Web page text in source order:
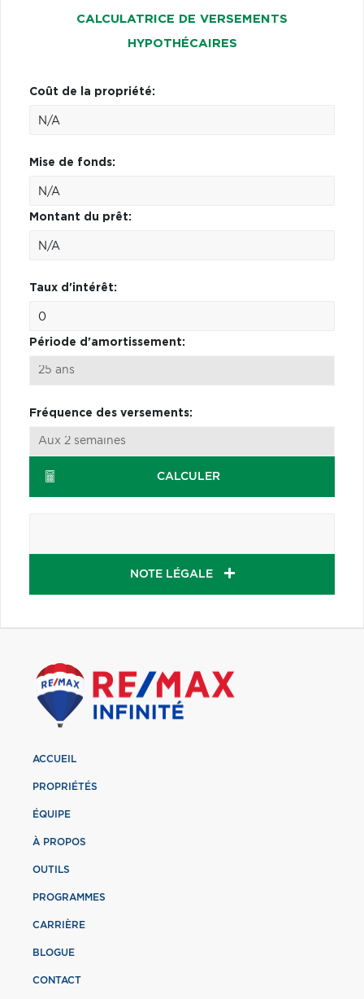
CALCULATRICE DE VERSEMENTS
HYPOTHÉCAIRES
Coût de la propriété:
Mise de fonds:
Montant du prêt:
Taux d'intérêt:
Période d'amortissement:
Fréquence des versements:
CALCULER
NOTE LÉGALE
ACCUEIL
PROPRIÉTÉS
ÉQUIPE
À PROPOS
OUTILS
PROGRAMMES
CARRIÈRE
BLOGUE
CONTACT